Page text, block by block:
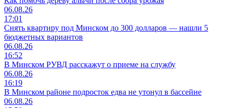
06.08.26
17:01
Снять квартиру под Минском до 300 долларов — нашли 5
бюджетных вариантов
06.08.26
16:52
В Минском РУВД расскажут о приеме на службу
06.08.26
16:19
В Минском районе подросток едва не утонул в бассейне
06.08.26